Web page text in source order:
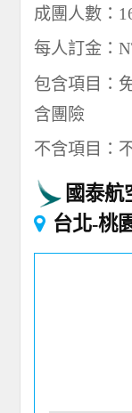
成團人數：
每人訂金：
包含項目：
含團險
不含項目：
國泰航
台北-桃